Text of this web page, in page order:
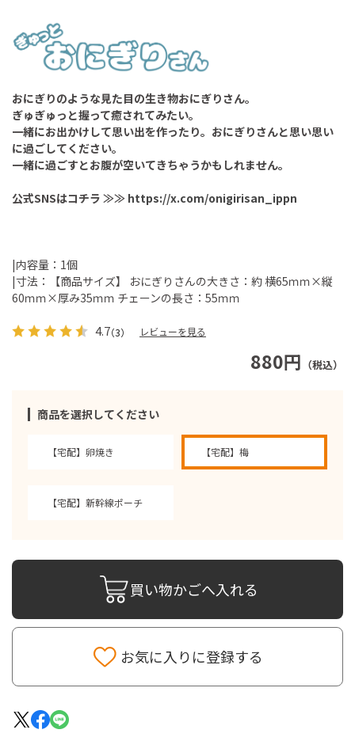
880円 （税込）
商品を選択してください
【宅配】卵焼き 【宅配】梅
【宅配】新幹線ポーチ
おにぎりのような見た目の生き物おにぎりさん。
ぎゅぎゅっと握って癒されてみたい。
一緒にお出かけして思い出を作ったり。おにぎりさんと思い思い
に過ごしてください。
一緒に過ごすとお腹が空いてきちゃうかもしれません。
公式SNSはコチラ ≫≫ https://x.com/onigirisan_ippn
|内容量：1個
|寸法：【商品サイズ】 おにぎりさんの大きさ：約 横65ｍｍ×縦
60ｍｍ×厚み35ｍｍ チェーンの長さ：55ｍｍ
4.7（3） レビューを見る
買い物かごへ入れる
お気に入りに登録する